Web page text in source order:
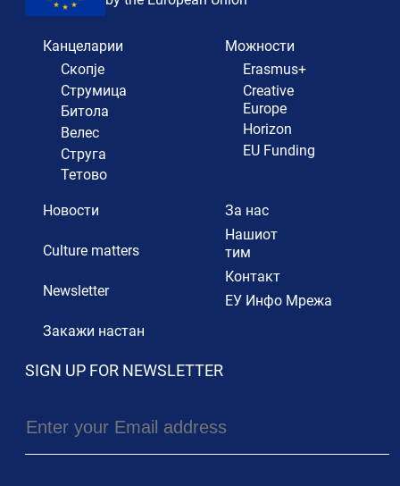
Канцеларии
Скопје
Струмица
Битола
Велес
Струга
Тетово
Можности
Erasmus+
Creative
Europe
Horizon
EU Funding
Новости
Culture matters
Newsletter
Закажи настан
За нас
Нашиот
тим
Контакт
ЕУ Инфо Мрежа
SIGN UP FOR NEWSLETTER